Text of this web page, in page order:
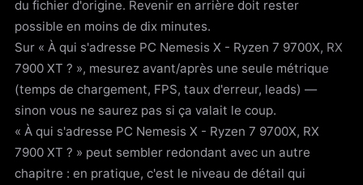
du fichier d'origine. Revenir en arrière doit rester
possible en moins de dix minutes.
Sur « À qui s'adresse PC Nemesis X - Ryzen 7 9700X, RX
7900 XT ? », mesurez avant/après une seule métrique
(temps de chargement, FPS, taux d'erreur, leads) —
sinon vous ne saurez pas si ça valait le coup.
« À qui s'adresse PC Nemesis X - Ryzen 7 9700X, RX
7900 XT ? » peut sembler redondant avec un autre
chapitre : en pratique, c'est le niveau de détail qui